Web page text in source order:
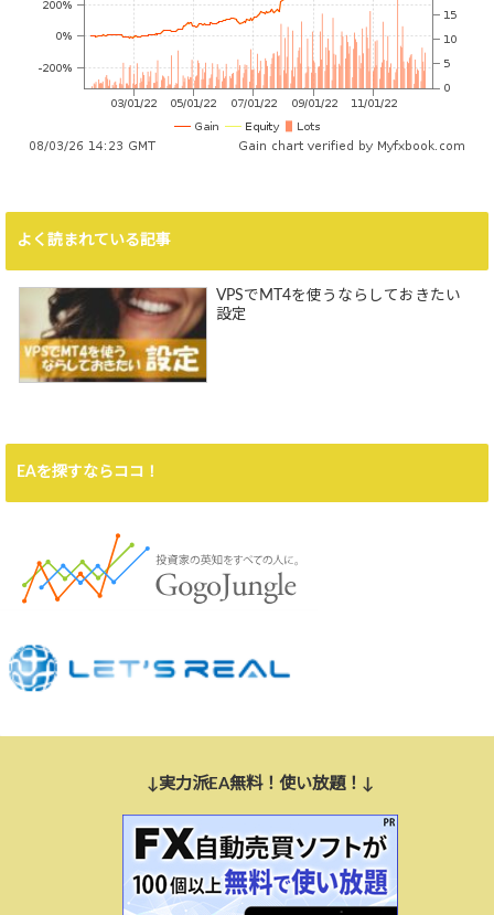
よく読まれている記事
VPSでMT4を使うならしておきたい
設定
EAを探すならココ！
↓実力派EA無料！使い放題！↓